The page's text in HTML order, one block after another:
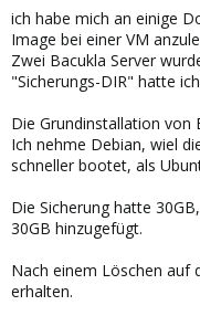
ich habe mich an einige
Image bei einer VM
Zwei Bacukla Server
"Sicherungs-DIR" hatte
Die Grundinstallation von
Ich nehme Debian, wiel
schneller bootet, als
Die Sicherung hatte
30GB hinzugefügt.
Nach einem Löschen auf
erhalten.